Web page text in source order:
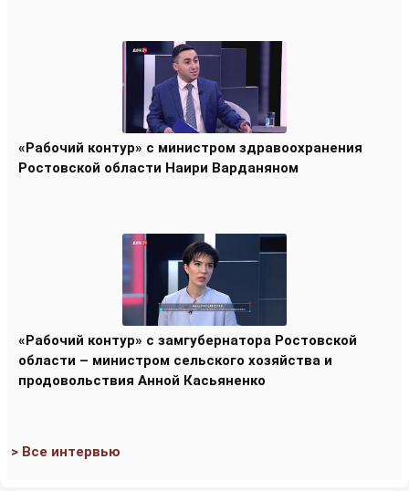
«Рабочий контур» с министром здравоохранения
Ростовской области Наири Варданяном
«Рабочий контур» с замгубернатора Ростовской
области – министром сельского хозяйства и
продовольствия Анной Касьяненко
> Все интервью